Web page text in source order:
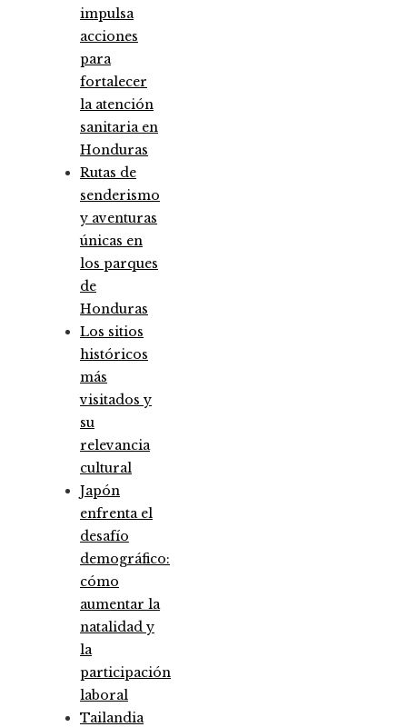
impulsa
acciones
para
fortalecer
la atención
sanitaria en
Honduras
Rutas de
senderismo
y aventuras
únicas en
los parques
de
Honduras
Los sitios
históricos
más
visitados y
su
relevancia
cultural
Japón
enfrenta el
desafío
demográfico:
cómo
aumentar la
natalidad y
la
participación
laboral
Tailandia